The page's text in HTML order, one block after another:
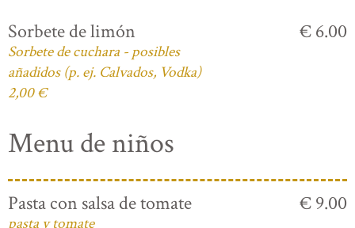
Sorbete de limón
Sorbete de cuchara - posibles
añadidos (p. ej. Calvados, Vodka)
2,00 €
€ 6.00
Menu de niños
Pasta con salsa de tomate
pasta y tomate
€ 9.00